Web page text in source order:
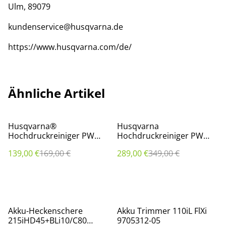
Ulm, 89079
kundenservice@husqvarna.de
https://www.husqvarna.com/de/
Ähnliche Artikel
%
Husqvarna®
Hochdruckreiniger PW
139,00 €169,00 €
%
Husqvarna
Hochdruckreiniger PW
289,00 €349,00 €
%
Akku-Heckenschere
215iHD45+BLi10/C80
%
Akku Trimmer 110iL FlXi
9705312-05